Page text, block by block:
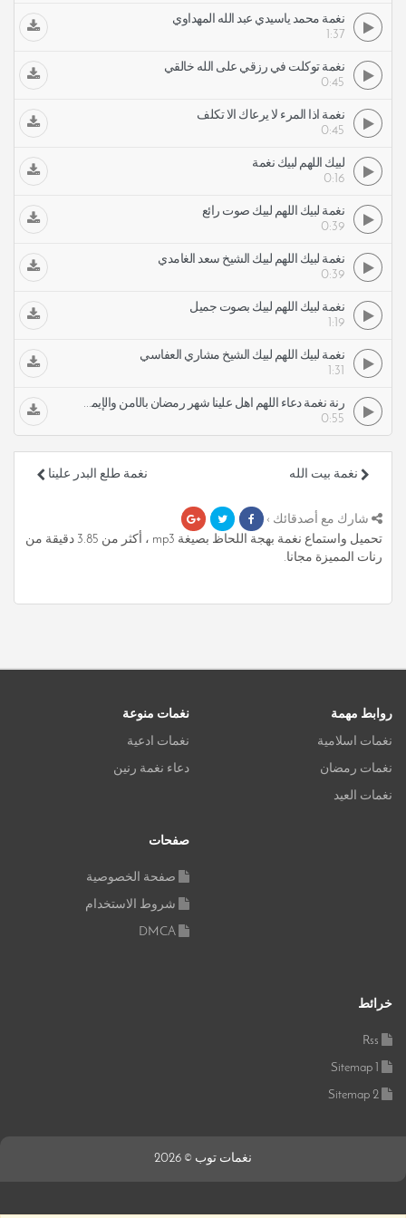
نغمة محمد ياسيدي عبد الله المهداوي
1:37
نغمة توكلت في رزقي على الله خالقي
0:45
نغمة اذا المرء لا يرعاك الا تكلف
0:45
لبيك اللهم لبيك نغمة
0:16
نغمة لبيك اللهم لبيك صوت رائع
0:39
نغمة لبيك اللهم لبيك الشيخ سعد الغامدي
0:39
نغمة لبيك اللهم لبيك بصوت جميل
1:19
نغمة لبيك اللهم لبيك الشيخ مشاري العفاسي
1:31
رنة نغمة دعاء اللهم أهل علينا شهر رمضان بالأمن والإيمان عبد الرحمن السديس رنات نغمات
0:55
نغمة طلع البدر علينا نغمة بيت الله
شارك مع أصدقائك ›
تحميل واستماع نغمة بهجة اللحاظ بصيغة mp3 ، أكثر من 3.85 دقيقة من
رنات المميزة مجانا.
روابط مهمة
نغمات اسلامية
نغمات رمضان
نغمات العيد
نغمات منوعة
نغمات ادعية
دعاء نغمة رنين
صفحات
صفحة الخصوصية
شروط الاستخدام
DMCA
خرائط
Rss
Sitemap 1
Sitemap 2
نغمات توب © 2026